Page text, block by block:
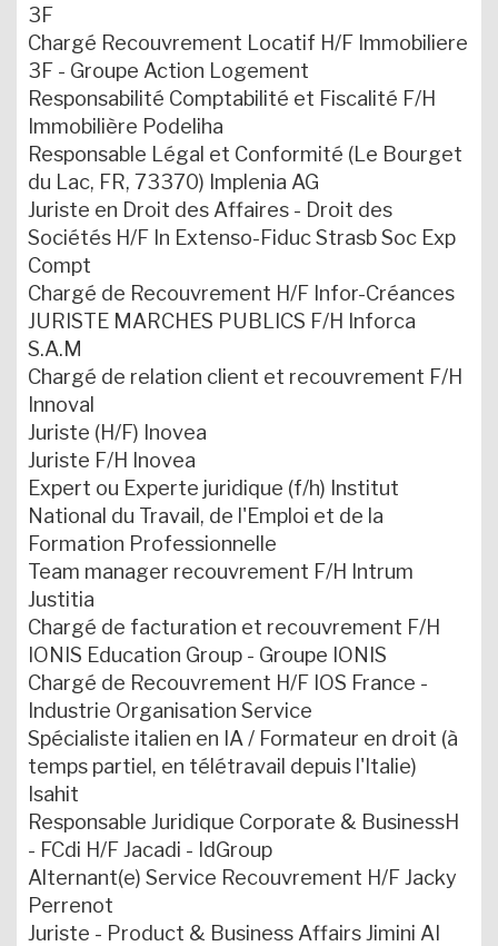
3F
Chargé Recouvrement Locatif H/F Immobiliere
3F - Groupe Action Logement
Responsabilité Comptabilité et Fiscalité F/H
Immobilière Podeliha
Responsable Légal et Conformité (Le Bourget
du Lac, FR, 73370) Implenia AG
Juriste en Droit des Affaires - Droit des
Sociétés H/F In Extenso-Fiduc Strasb Soc Exp
Compt
Chargé de Recouvrement H/F Infor-Créances
JURISTE MARCHES PUBLICS F/H Inforca
S.A.M
Chargé de relation client et recouvrement F/H
Innoval
Juriste (H/F) Inovea
Juriste F/H Inovea
Expert ou Experte juridique (f/h) Institut
National du Travail, de l'Emploi et de la
Formation Professionnelle
Team manager recouvrement F/H Intrum
Justitia
Chargé de facturation et recouvrement F/H
IONIS Education Group - Groupe IONIS
Chargé de Recouvrement H/F IOS France -
Industrie Organisation Service
Spécialiste italien en IA / Formateur en droit (à
temps partiel, en télétravail depuis l'Italie)
Isahit
Responsable Juridique Corporate & BusinessH
- FCdi H/F Jacadi - IdGroup
Alternant(e) Service Recouvrement H/F Jacky
Perrenot
Juriste - Product & Business Affairs Jimini AI